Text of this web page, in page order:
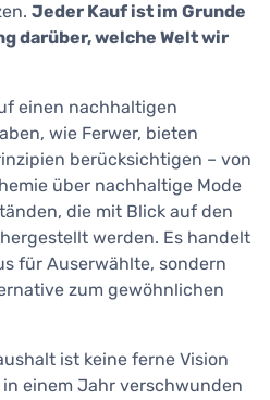
Jeder Kauf ist im Grunde
darüber, welche Welt wir
einen nachhaltigen
wie Ferwer, bieten
berücksichtigen – von
über nachhaltige Mode
die mit Blick auf den
werden. Es handelt
für Auserwählte, sondern
zum gewöhnlichen
ist keine ferne Vision
einem Jahr verschwunden